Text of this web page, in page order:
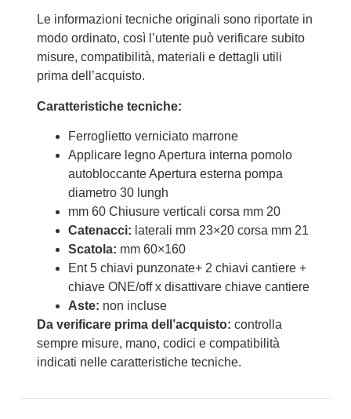
Le informazioni tecniche originali sono riportate in
modo ordinato, così l’utente può verificare subito
misure, compatibilità, materiali e dettagli utili
prima dell’acquisto.
Caratteristiche tecniche:
Ferroglietto verniciato marrone
Applicare legno Apertura interna pomolo
autobloccante Apertura esterna pompa
diametro 30 lungh
mm 60 Chiusure verticali corsa mm 20
Catenacci: laterali mm 23×20 corsa mm 21
Scatola: mm 60×160
Ent 5 chiavi punzonate+ 2 chiavi cantiere +
chiave ONE/off x disattivare chiave cantiere
Aste: non incluse
Da verificare prima dell’acquisto: controlla
sempre misure, mano, codici e compatibilità
indicati nelle caratteristiche tecniche.